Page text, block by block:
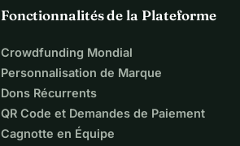
Fonctionnalités de la Plateforme
Crowdfunding Mondial
Personnalisation de Marque
Dons Récurrents
QR Code et Demandes de Paiement
Cagnotte en Équipe